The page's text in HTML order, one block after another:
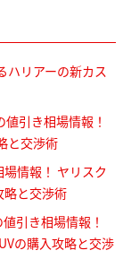
ハリアーの新カス
値引き相場情報！
と交渉術
場情報！ ヤリスク
略と交渉術
引き相場情報！
の購入攻略と交渉